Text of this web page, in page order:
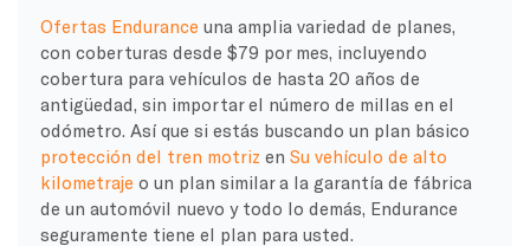
Ofertas Endurance una amplia variedad de planes,
con coberturas desde $79 por mes, incluyendo
cobertura para vehículos de hasta 20 años de
antigüedad, sin importar el número de millas en el
odómetro. Así que si estás buscando un plan básico
protección del tren motriz en Su vehículo de alto
kilometraje o un plan similar a la garantía de fábrica
de un automóvil nuevo y todo lo demás, Endurance
seguramente tiene el plan para usted.